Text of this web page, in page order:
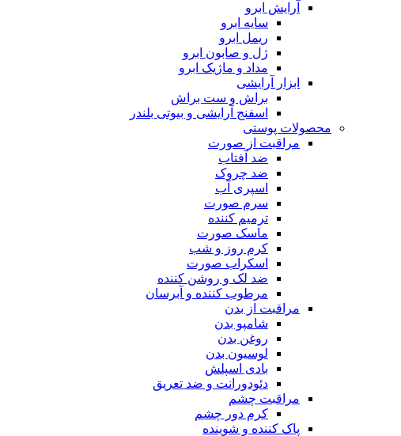
آرایش ابرو
سایه ابرو
ریمل ابرو
ژل و صابون ابرو
مداد و ماژیک ابرو
ابزار آرایشی
براش و ست براش
اسفنج آرایشی و بیوتی بلندر
محصولات پوستی
مراقبت از صورت
ضد آفتاب
ضد چروک
اسپری آب
سرم صورت
ترمیم کننده
ماسک صورت
کرم روز و شب
اسکراب صورت
ضد لک و روشن کننده
مرطوب کننده و آبرسان
مراقبت از بدن
شامپو بدن
روغن بدن
لوسیون بدن
بادی اسپلش
دئودورانت و ضد تعریق
مراقبت چشم
کرم دور چشم
پاک کننده و شوینده